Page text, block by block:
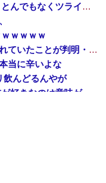
【悲報】 ワイが勤める会社の朝礼が、とんでもなくツライｗｗｗｗｗｗｗｗｗｗ
ｗｗｗｗ
「絶滅危惧種の花」、こうやって守られていたことが判明・・・・・
当に辛いよな
飲んどるんやが
【社会】 「低学歴なのに、勉強や読書が好きなのは意味が分からない」SNS炎上に東大出身者が反応。「高学歴＝地頭もいい」という認識が間違っているワケ